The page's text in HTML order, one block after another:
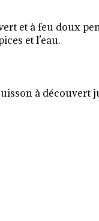
et à feu doux
et l’eau.
à découvert